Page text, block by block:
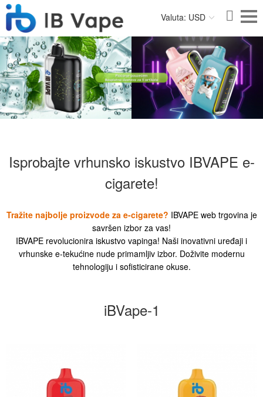
Valuta: USD
Isprobajte vrhunsko iskustvo IBVAPE e-
cigarete!
Tražite najbolje proizvode za e-cigarete? IBVAPE web trgovina je
savršen izbor za vas!
IBVAPE revolucionira iskustvo vapinga! Naši inovativni uređaji i
vrhunske e-tekućine nude primamljiv izbor. Doživite modernu
tehnologiju i sofisticirane okuse.
iBVape-1